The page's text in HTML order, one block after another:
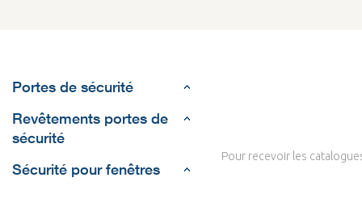
Portes de sécurité
Revêtements portes de
sécurité
Sécurité pour fenêtres
Pour recevoir les